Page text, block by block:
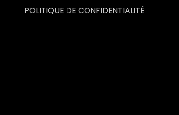
POLITIQUE DE CONFIDENTIALITÉ